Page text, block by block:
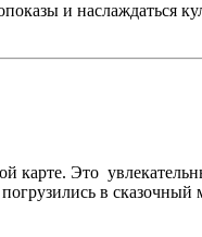
и наслаждаться
карте. Это
в